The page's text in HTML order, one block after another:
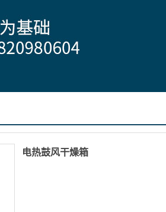
电热鼓风干燥箱